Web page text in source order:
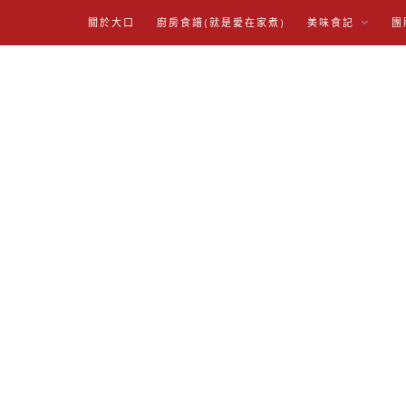
關於大口 廚房食譜(就是愛在家煮) 美味食記